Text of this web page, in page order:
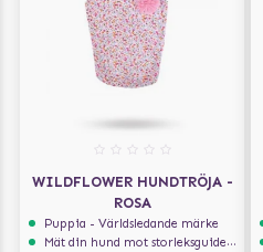
WILDFLOWER HUNDTRÖJA -
ROSA
Puppia - Världsledande märke
Mät din hund mot storleksguiden för att få rätt storlek